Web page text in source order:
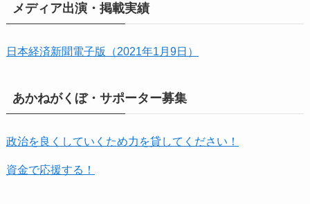
メディア出演・掲載実績
日本経済新聞電子版（2021年1月9日）
あかねがくぼ・サポーター募集
政治を良くしていくため力を貸してください！
資金で応援する！